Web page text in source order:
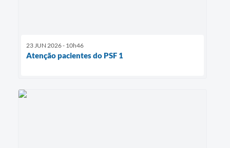
23 JUN 2026 - 10h46
Atenção pacientes do PSF 1